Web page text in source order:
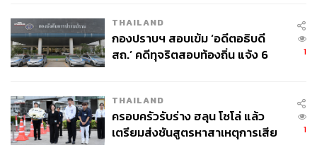
สามารถติดตาม THE STANDARD WEALTH
ผ่านแอปพลิเคชันต่างๆ ที่คุณสะดวกหรือใช้งานอยู่แล้วได้เลย
TAGS: ความตึงเครียด การลงทุน
ราคาน้ำมัน
THAILAND
กองปราบฯ สอบเข้ม ‘อดีตอธิบดี
สถ.’ คดีทุจริตสอบท้องถิ่น แจ้ง 6
1
THAILAND
ครอบครัวรับร่าง ฮลุน โซโล่ แล้ว
เตรียมส่งชันสูตรหาสาเหตุการเสีย
1